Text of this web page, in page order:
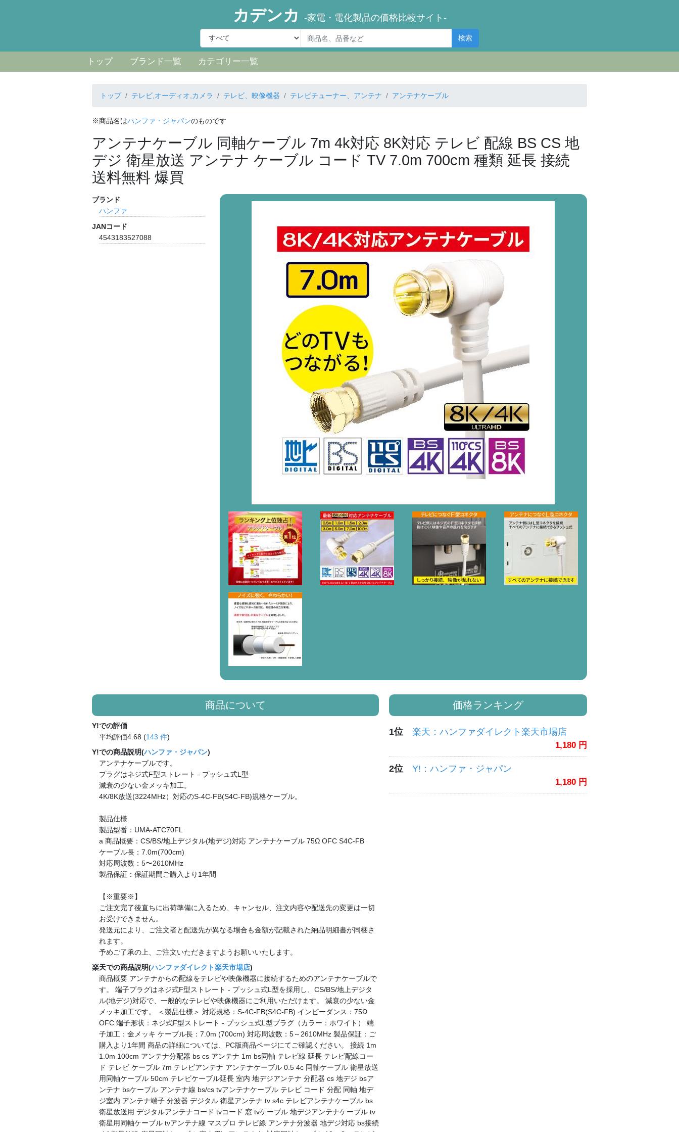
カデンカ -家電・電化製品の価格比較サイト-
検索
トップ ブランド一覧 カテゴリー一覧
トップ テレビ,オーディオ,カメラ テレビ、映像機器 テレビチューナー、アンテナ アンテナケーブル
※商品名はハンファ・ジャパンのものです
アンテナケーブル 同軸ケーブル 7m 4k対応 8K対応 テレビ 配線 BS CS 地
デジ 衛星放送 アンテナ ケーブル コード TV 7.0m 700cm 種類 延長 接続
送料無料 爆買
ブランド
ハンファ
JANコード
4543183527088
商品について
Y!での評価
平均評価4.68 (143 件)
Y!での商品説明(ハンファ・ジャパン)
アンテナケーブルです。
プラグはネジ式F型ストレート - プッシュ式L型
減衰の少ない金メッキ加工。
4K/8K放送(3224MHz）対応のS-4C-FB(S4C-FB)規格ケーブル。
製品仕様
製品型番：UMA-ATC70FL
a 商品概要：CS/BS/地上デジタル(地デジ)対応 アンテナケーブル 75Ω OFC S4C-FB
ケーブル長：7.0m(700cm)
対応周波数：5〜2610MHz
製品保証：保証期間ご購入より1年間
【※重要※】
ご注文完了後直ちに出荷準備に入るため、キャンセル、注文内容や配送先の変更は一切
お受けできません。
発送元により、ご注文者と配送先が異なる場合も金額が記載された納品明細書が同梱さ
れます。
予めご了承の上、ご注文いただきますようお願いいたします。
楽天での商品説明(ハンファダイレクト楽天市場店)
商品概要 アンテナからの配線をテレビや映像機器に接続するためのアンテナケーブルで
す。 端子プラグはネジ式F型ストレート - プッシュ式L型を採用し、CS/BS/地上デジタ
ル(地デジ)対応で、一般的なテレビや映像機器にご利用いただけます。 減衰の少ない金
メッキ加工です。 ＜製品仕様＞ 対応規格：S-4C-FB(S4C-FB) インピーダンス：75Ω
OFC 端子形状：ネジ式F型ストレート - プッシュ式L型プラグ（カラー：ホワイト） 端
子加工：金メッキ ケーブル長：7.0m (700cm) 対応周波数：5～2610MHz 製品保証：ご
購入より1年間 商品の詳細については、PC版商品ページにてご確認ください。 接続 1m
1.0m 100cm アンテナ分配器 bs cs アンテナ 1m bs同軸 テレビ線 延長 テレビ配線コー
ド テレビ ケーブル 7m テレビアンテナ アンテナケーブル 0.5 4c 同軸ケーブル 衛星放送
用同軸ケーブル 50cm テレビケーブル延長 室内 地デジアンテナ 分配器 cs 地デジ bsア
ンテナ bsケーブル アンテナ線 bs/cs tvアンテナケーブル テレビ コード 分配 同軸 地デ
ジ室内 アンテナ端子 分波器 デジタル 衛星アンテナ tv s4c テレビアンテナケーブル bs
衛星放送用 デジタルアンテナコード tvコード 窓 tvケーブル 地デジアンテナケーブル tv
衛星用同軸ケーブル tvアンテナ線 マスプロ テレビ線 アンテナ分波器 地デジ対応 bs接続
価格ランキング
1位 楽天：ハンファダイレクト楽天市場店
1,180 円
2位 Y!：ハンファ・ジャパン
1,180 円